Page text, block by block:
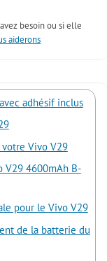
besoin ou si elle
aiderons
adhésif inclus
Vivo V29
V29 4600mAh B-
pour le Vivo V29
de la batterie du